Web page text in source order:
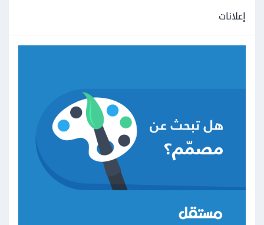
إعلانات